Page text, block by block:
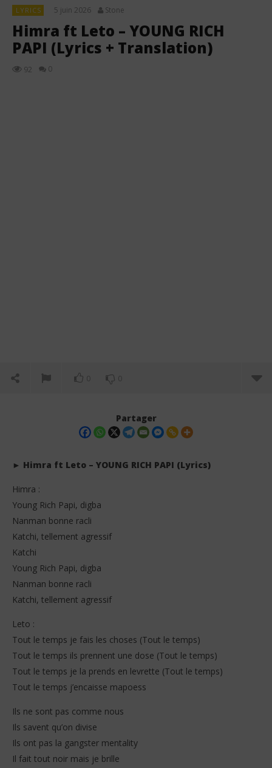
LYRICS 5 juin 2026 Stone
Himra ft Leto – YOUNG RICH
PAPI (Lyrics + Translation)
92 0
0 0
Himra ft Leto – YOUNG RICH PAPI (Lyrics +
Translation)
juin
Stone
Partager
► Himra ft Leto – YOUNG RICH PAPI (Lyrics)
Himra :
Young Rich Papi, digba
Nanman bonne racli
Katchi, tellement agressif
Katchi
Young Rich Papi, digba
Nanman bonne racli
Katchi, tellement agressif
Leto :
Tout le temps je fais les choses (Tout le temps)
Tout le temps ils prennent une dose (Tout le temps)
Tout le temps je la prends en levrette (Tout le temps)
Tout le temps j’encaisse mapoess
Ils ne sont pas comme nous
Ils savent qu’on divise
Ils ont pas la gangster mentality
Il fait tout noir mais je brille